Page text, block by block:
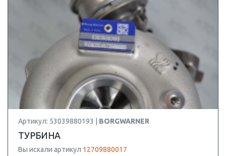
Артикул: 53039880193 | BORGWARNER
ТУРБИНА
Вы искали артикул 12709880017